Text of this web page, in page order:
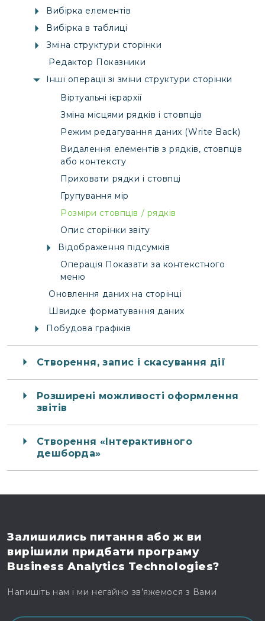
Вибірка елементів
Вибірка в таблиці
Зміна структури сторінки
Редактор Показники
Інші операції зі зміни структури сторінки
Віртуальні ієрархії
Зміна місцями рядків і стовпців
Режим редагування даних (Write Back)
Видалення елементів з рядків, стовпців
або контексту
Приховати рядки і стовпці
Групування мір
Розміри стовпців / рядків
Опис сторінки звіту
Відображення підсумків
Операція Показати за контекстного
меню
Оновлення даних на сторінці
Швидке форматування даних
Побудова графіків
Створення, запис і скасування дії
Розширені можливості оформлення
звітів
Створення «Інтерактивного
дешборда»
Залишились питання або ж ви
вирішили придбати програму
Business Analytics Technologies?
Напишіть нам і ми негайно зв’яжемося з Вами